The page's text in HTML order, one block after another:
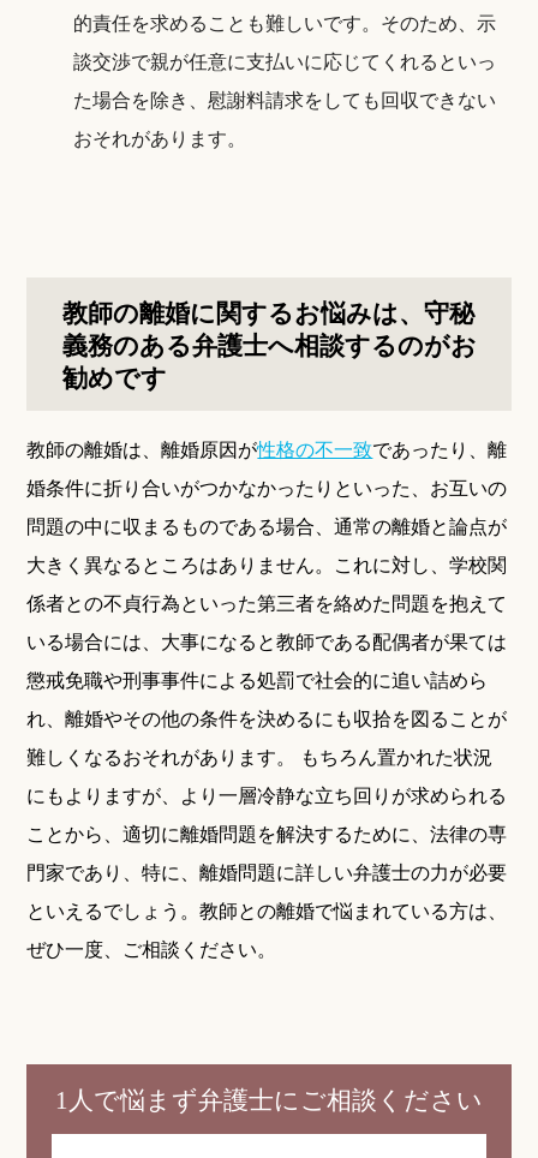
的責任を求めることも難しいです。そのため、示
談交渉で親が任意に支払いに応じてくれるといっ
た場合を除き、慰謝料請求をしても回収できない
おそれがあります。
教師の離婚に関するお悩みは、守秘
義務のある弁護士へ相談するのがお
勧めです
教師の離婚は、離婚原因が性格の不一致であったり、離
婚条件に折り合いがつかなかったりといった、お互いの
問題の中に収まるものである場合、通常の離婚と論点が
大きく異なるところはありません。これに対し、学校関
係者との不貞行為といった第三者を絡めた問題を抱えて
いる場合には、大事になると教師である配偶者が果ては
懲戒免職や刑事事件による処罰で社会的に追い詰めら
れ、離婚やその他の条件を決めるにも収拾を図ることが
難しくなるおそれがあります。 もちろん置かれた状況
にもよりますが、より一層冷静な立ち回りが求められる
ことから、適切に離婚問題を解決するために、法律の専
門家であり、特に、離婚問題に詳しい弁護士の力が必要
といえるでしょう。教師との離婚で悩まれている方は、
ぜひ一度、ご相談ください。
1人で悩まず弁護士にご相談ください